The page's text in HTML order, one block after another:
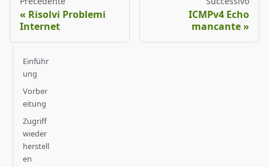
Risolvi Problemi
Internet
ICMPv4 Echo
mancante
Einführ
ung
Vorber
eitung
Zugriff
wieder
herstell
en